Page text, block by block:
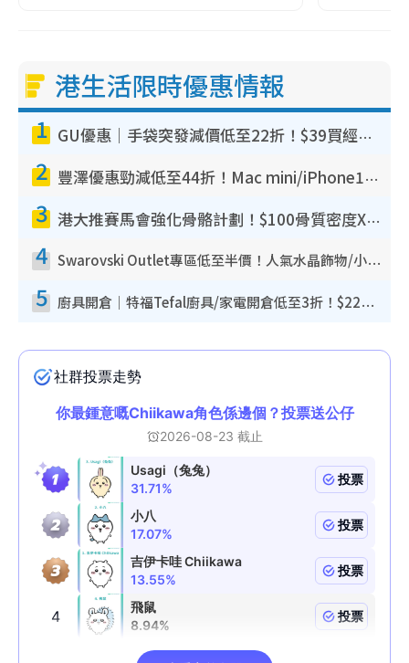
港生活限時優惠情報
1 GU優惠｜手袋突發減價低至22折！$39買經典波士頓包/餃子袋！飾物同步減價$29起！
2 豐澤優惠勁減低至44折！Mac mini/iPhone17Pro大減價！廚房家電$220起
3 港大推賽馬會強化骨骼計劃！$100骨質密度X光檢查 完成免費運動訓練送超市禮券！附參加資格
4 Swarovski Outlet專區低至半價！人氣水晶飾物/小擺設$138起！迪士尼款/水晶高跟鞋都有平
5 廚具開倉｜特福Tefal廚具/家電開倉低至3折！$220起買平底鍋/炒鑊/湯煲！電飯煲/吸塵機/燙斗$418起